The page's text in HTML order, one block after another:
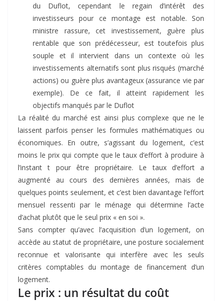
du Duflot, cependant le regain d’intérêt des
investisseurs pour ce montage est notable. Son
ministre rassure, cet investissement, guère plus
rentable que son prédécesseur, est toutefois plus
souple et il intervient dans un contexte où les
investissements alternatifs sont plus risqués (marché
actions) ou guère plus avantageux (assurance vie par
exemple). De ce fait, il atteint rapidement les
objectifs manqués par le Duflot
La réalité du marché est ainsi plus complexe que ne le
laissent parfois penser les formules mathématiques ou
économiques. En outre, s’agissant du logement, c’est
moins le prix qui compte que le taux d’effort à produire à
l’instant t pour être propriétaire. Le taux d’effort a
augmenté au cours des dernières années, mais de
quelques points seulement, et c’est bien davantage l’effort
mensuel ressenti par le ménage qui détermine l’acte
d’achat plutôt que le seul prix « en soi ».
Sans compter qu’avec l’acquisition d’un logement, on
accède au statut de propriétaire, une posture socialement
reconnue et valorisante qui interfère avec les seuls
critères comptables du montage de financement d’un
logement.
Le prix : un résultat du coût